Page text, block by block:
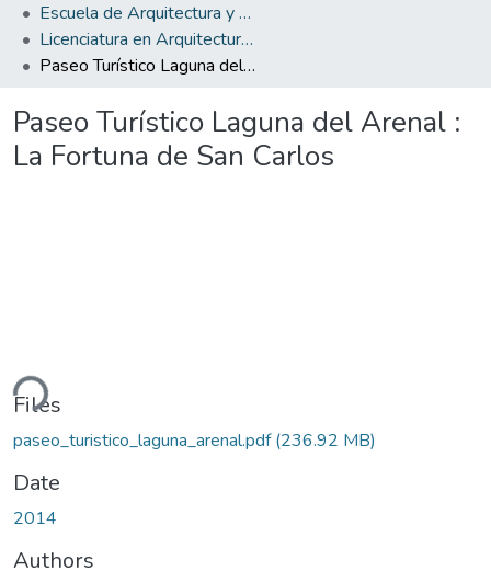
Escuela de Arquitectura y Urbanismo
Licenciatura en Arquitectura y Urbanismo
Paseo Turístico Laguna del Arenal : La Fortuna de San Carlos
Paseo Turístico Laguna del Arenal :
La Fortuna de San Carlos
Files
paseo_turistico_laguna_arenal.pdf(236.92 MB)
Date
2014
Authors